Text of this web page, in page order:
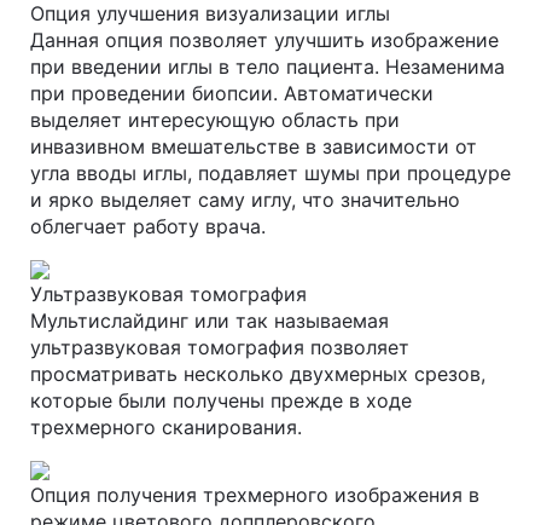
Опция улучшения визуализации иглы
Данная опция позволяет улучшить изображение
при введении иглы в тело пациента. Незаменима
при проведении биопсии. Автоматически
выделяет интересующую область при
инвазивном вмешательстве в зависимости от
угла вводы иглы, подавляет шумы при процедуре
и ярко выделяет саму иглу, что значительно
облегчает работу врача.
Ультразвуковая томография
Мультислайдинг или так называемая
ультразвуковая томография позволяет
просматривать несколько двухмерных срезов,
которые были получены прежде в ходе
трехмерного сканирования.
Опция получения трехмерного изображения в